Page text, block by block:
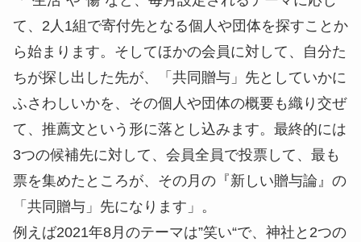
て、2人1組で寄付先となる個人や団体を探すことか
ら始まります。そしてほかの会員に対して、自分た
ちが探し出した先が、「共同贈与」先としていかに
ふさわしいかを、その個人や団体の概要も織り交ぜ
て、推薦文という形に落とし込みます。最終的には
3つの候補先に対して、会員全員で投票して、最も
票を集めたところが、その月の『新しい贈与論』の
「共同贈与」先になります」。
例えば2021年8月のテーマは”笑い“で、神社と2つの